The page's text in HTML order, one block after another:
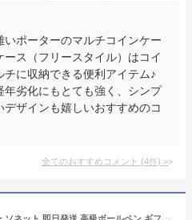
ポーターのマルチコインケー
ス（フリースタイル）はコイ
に収納できる便利アイテム♪
劣化にもとても強く、シンプ
ザインも嬉しいおすすめのコ
全てのおすすめコメント (4件) >